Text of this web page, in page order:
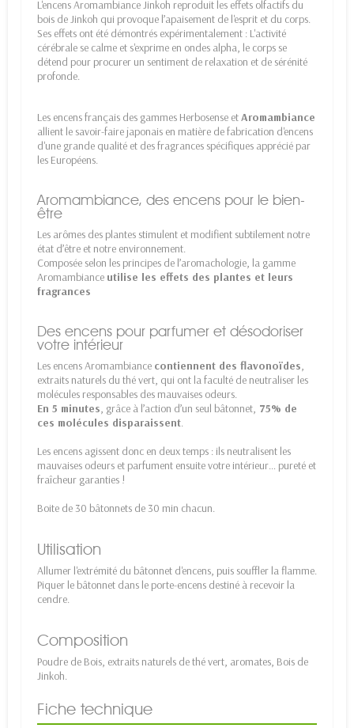
L'encens Aromambiance Jinkoh reproduit les effets olfactifs du
bois de Jinkoh qui provoque l’apaisement de l'esprit et du corps.
Ses effets ont été démontrés expérimentalement : L'activité
cérébrale se calme et s'exprime en ondes alpha, le corps se
détend pour procurer un sentiment de relaxation et de sérénité
profonde.
Les encens français des gammes Herbosense etAromambiance
allient le savoir-faire japonais en matière de fabrication d'encens
d'une grande qualité et des fragrances spécifiques apprécié par
les Européens.
Aromambiance, des encens pour le bien-
être
Les arômes des plantes stimulent et modifient subtilement notre
état d’être et notre environnement.
Composée selon les principes de l’aromachologie, la gamme
Aromambiance utilise les effets des plantes et leurs
fragrances
Des encens pour parfumer et désodoriser
votre intérieur
Les encens Aromambiance contiennent des flavonoïdes,
extraits naturels du thé vert, qui ont la faculté de neutraliser les
molécules responsables des mauvaises odeurs.
En 5 minutes, grâce à l’action d’un seul bâtonnet, 75% de
ces molécules disparaissent.
Les encens agissent donc en deux temps : ils neutralisent les
mauvaises odeurs et parfument ensuite votre intérieur… pureté et
fraîcheur garanties !
Boite de 30 bâtonnets de 30 min chacun.
Utilisation
Allumer l'extrémité du bâtonnet d'encens, puis souffler la flamme.
Piquer le bâtonnet dans le porte-encens destiné à recevoir la
cendre.
Composition
Poudre de Bois, extraits naturels de thé vert, aromates, Bois de
Jinkoh.
Fiche technique